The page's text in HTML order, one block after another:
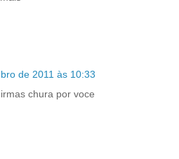
de 2011 às 10:33
chura por voce